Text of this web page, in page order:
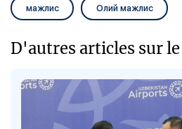
мажлис Олий мажлис
D'autres articles sur